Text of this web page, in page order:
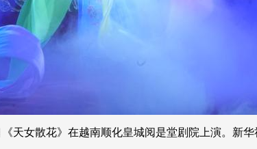
女散花》在越南顺化皇城阅是堂剧院上演。新华